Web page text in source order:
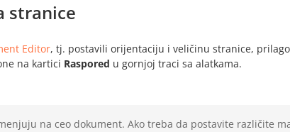
stranice
Editor, tj. postavili orijentaciju i veličinu stranice,
na kartici Raspored u gornjoj traci sa alatkama.
na ceo dokument. Ako treba da postavite različite